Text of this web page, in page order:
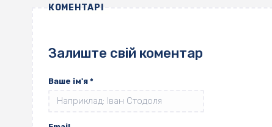
КОМЕНТАРІ
Залиште свій коментар
Ваше ім'я *